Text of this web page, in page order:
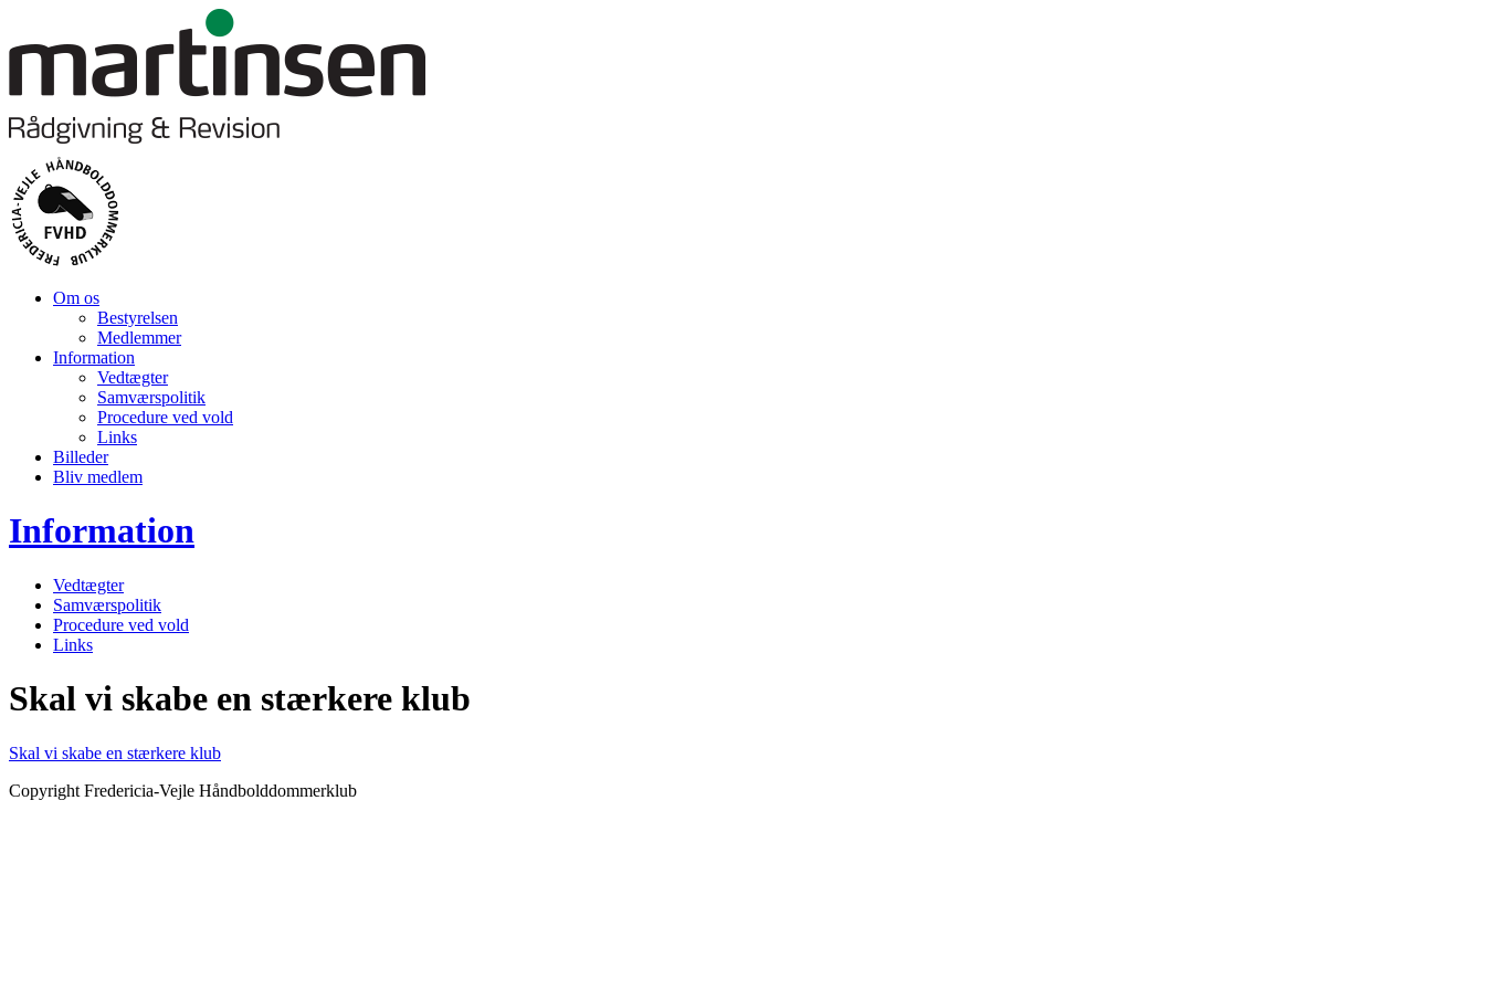
Om os
Bestyrelsen
Medlemmer
Information
Vedtægter
Samværspolitik
Procedure ved vold
Links
Billeder
Bliv medlem
Information
Vedtægter
Samværspolitik
Procedure ved vold
Links
Skal vi skabe en stærkere klub
Skal vi skabe en stærkere klub
Copyright Fredericia-Vejle Håndbolddommerklub